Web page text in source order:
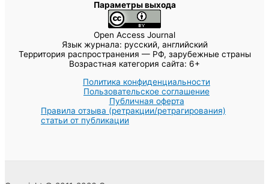
Параметры выхода
Open Access Journal
Язык журнала: русский, английский
Территория распространения — РФ, зарубежные страны
Возрастная категория сайта: 6+
Политика конфиденциальности
Пользовательское соглашение
Публичная оферта
Правила отзыва (ретракции/ретрагирования)
статьи от публикации